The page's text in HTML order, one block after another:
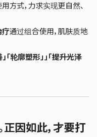
方式，力求实现更自然、
疗通过组合使用，肌肤质地
「轮廓塑形」 」「提升光泽
因如此，才要打